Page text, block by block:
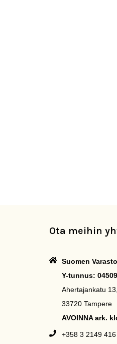
Ota meihin
Suomen
Y-tunnus:
Ahertajankatu 13,
33720 Tampere
AVOINNA ark.
+358 3 2149 416